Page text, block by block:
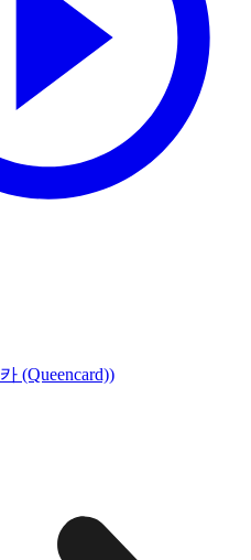
(Queencard))